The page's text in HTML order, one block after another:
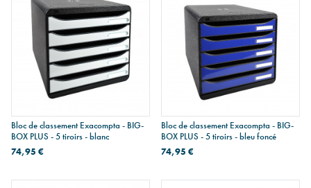
Bloc de classement Exacompta - BIG-
BOX PLUS - 5 tiroirs - blanc
74,95 €
Bloc de classement Exacompta - BIG-
BOX PLUS - 5 tiroirs - bleu foncé
74,95 €